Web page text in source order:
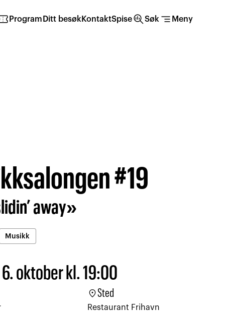
Program Ditt besøkKontaktSpisesearch_insightsSøk segment Meny
#19
away»
Musikk
oktober kl. 19:00
location_onSted
Restaurant Frihavn